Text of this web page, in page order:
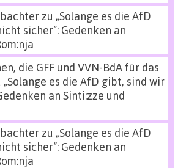
zu „Solange es die AfD
sicher“: Gedenken an
die GFF und VVN-BdA für das
„Solange es die AfD gibt, sind wir
an Sinti:zze und
zu „Solange es die AfD
sicher“: Gedenken an